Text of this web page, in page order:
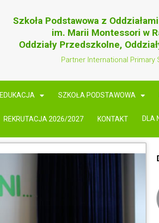
Szkoła Podstawowa z
im. Marii Montessori w
Oddziały Przedszkolne,
Partner International Primary
EDUKACJA SZKOŁA PODSTAWOWA
REKRUTACJA 2026/2027 KONTAKT DLA